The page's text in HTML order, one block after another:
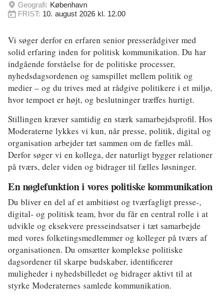
Erhverv
EU
Fonde
Forskning
Forsvar og Beredskab
Fødevarer
Hovedstaden
Klima
Kommunal
Kultur
Maritim
Miljø
Geografi: København
FRIST: 10. august 2026 kl. 12.00
Vi søger derfor en erfaren senior presserådgiver med
solid erfaring inden for politisk kommunikation. Du har
indgående forståelse for de politiske processer,
nyhedsdagsordenen og samspillet mellem politik og
medier – og du trives med at rådgive politikere i et miljø,
hvor tempoet er højt, og beslutninger træffes hurtigt.
Stillingen kræver samtidig en stærk samarbejdsprofil. Hos
Moderaterne lykkes vi kun, når presse, politik, digital og
organisation arbejder tæt sammen om de fælles mål.
Derfor søger vi en kollega, der naturligt bygger relationer
på tværs, deler viden og bidrager til fælles løsninger.
En nøglefunktion i vores politiske kommunikation
Du bliver en del af et ambitiøst og tværfagligt presse-,
digital- og politisk team, hvor du får en central rolle i at
udvikle og eksekvere presseindsatser i tæt samarbejde
med vores folketingsmedlemmer og kolleger på tværs af
organisationen. Du omsætter komplekse politiske
dagsordener til skarpe budskaber, identificerer
muligheder i nyhedsbilledet og bidrager aktivt til at
styrke Moderaternes samlede kommunikation.